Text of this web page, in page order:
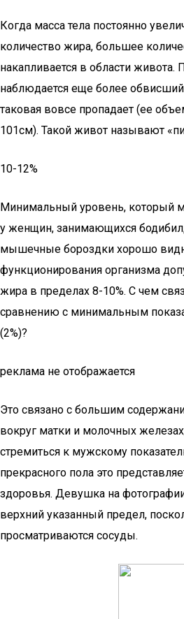
Когда масса тела постоянно
количество жира, большее
накапливается в области живота.
наблюдается еще более
таковая вовсе пропадает (ее
101см). Такой живот называют
10-12%
Минимальный уровень, который
у женщин, занимающихся
мышечные бороздки хорошо
функционирования организма
жира в пределах 8-10%. С чем
сравнению с минимальным
(2%)?
реклама не отображается
Это связано с большим
вокруг матки и молочных
стремиться к мужскому
прекрасного пола это
здоровья. Девушка на
верхний указанный предел,
просматриваются сосуды.